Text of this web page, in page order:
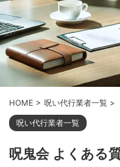
HOME > 呪い代行業者一覧 >
呪い代行業者一覧
呪鬼会 よくある